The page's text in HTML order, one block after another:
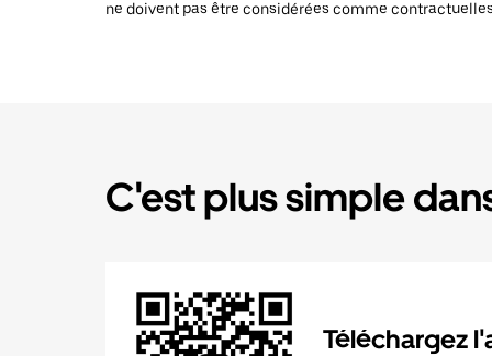
ne doivent pas être considérées comme
C'est plus simple
Téléchargez